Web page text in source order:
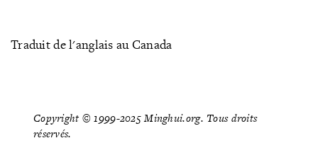
Traduit de l'anglais au Canada
Copyright © 1999-2025 Minghui.org. Tous droits
réservés.